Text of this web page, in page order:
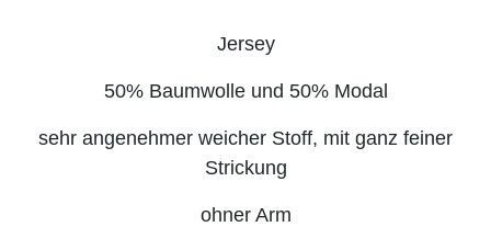
Jersey
50% Baumwolle und 50% Modal
sehr angenehmer weicher Stoff, mit ganz feiner
Strickung
ohner Arm